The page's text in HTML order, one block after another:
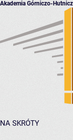
Akademia Górniczo-
NA SKRÓTY